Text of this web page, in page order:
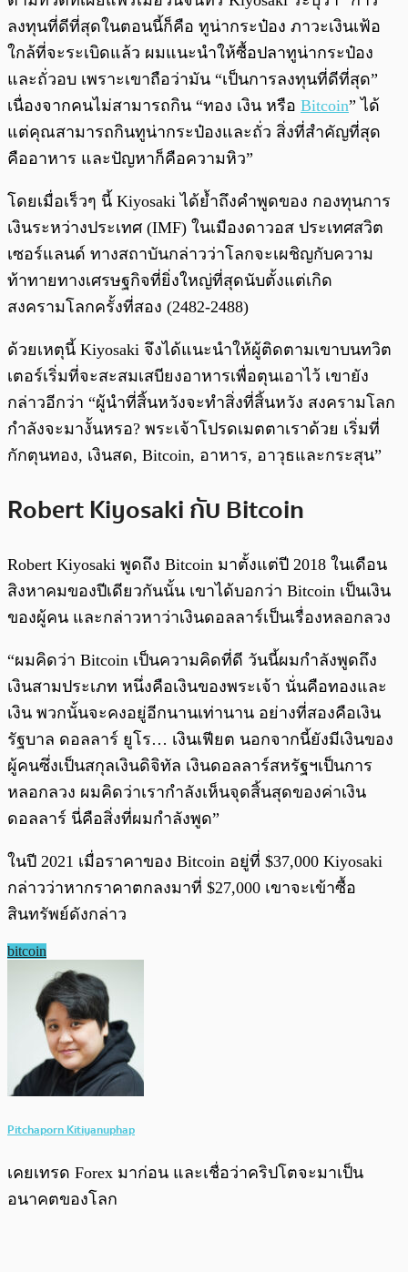
ลงทุนที่ดีที่สุดในตอนนี้ก็คือ ทูน่ากระป๋อง ภาวะเงินเฟ้อ
ใกล้ที่จะระเบิดแล้ว ผมแนะนำให้ซื้อปลาทูน่ากระป๋อง
และถั่วอบ เพราะเขาถือว่ามัน “เป็นการลงทุนที่ดีที่สุด”
เนื่องจากคนไม่สามารถกิน “ทอง เงิน หรือ Bitcoin” ได้
แต่คุณสามารถกินทูน่ากระป๋องและถั่ว สิ่งที่สำคัญที่สุด
คืออาหาร และปัญหาก็คือความหิว”
โดยเมื่อเร็วๆ นี้ Kiyosaki ได้ย้ำถึงคำพูดของ กองทุนการ
เงินระหว่างประเทศ (IMF) ในเมืองดาวอส ประเทศสวิต
เซอร์แลนด์ ทางสถาบันกล่าวว่าโลกจะเผชิญกับความ
ท้าทายทางเศรษฐกิจที่ยิ่งใหญ่ที่สุดนับตั้งแต่เกิด
สงครามโลกครั้งที่สอง (2482-2488)
ด้วยเหตุนี้ Kiyosaki จึงได้แนะนำให้ผู้ติดตามเขาบนทวิต
เตอร์เริ่มที่จะสะสมเสบียงอาหารเพื่อตุนเอาไว้ เขายัง
กล่าวอีกว่า “ผู้นำที่สิ้นหวังจะทำสิ่งที่สิ้นหวัง สงครามโลก
กำลังจะมางั้นหรอ? พระเจ้าโปรดเมตตาเราด้วย เริ่มที่
กักตุนทอง, เงินสด, Bitcoin, อาหาร, อาวุธและกระสุน”
Robert Kiyosaki กับ Bitcoin
Robert Kiyosaki พูดถึง Bitcoin มาตั้งแต่ปี 2018 ในเดือน
สิงหาคมของปีเดียวกันนั้น เขาได้บอกว่า Bitcoin เป็นเงิน
ของผู้คน และกล่าวหาว่าเงินดอลลาร์เป็นเรื่องหลอกลวง
“ผมคิดว่า Bitcoin เป็นความคิดที่ดี วันนี้ผมกำลังพูดถึง
เงินสามประเภท หนึ่งคือเงินของพระเจ้า นั่นคือทองและ
เงิน พวกนั้นจะคงอยู่อีกนานเท่านาน อย่างที่สองคือเงิน
รัฐบาล ดอลลาร์ ยูโร… เงินเฟียต นอกจากนี้ยังมีเงินของ
ผู้คนซึ่งเป็นสกุลเงินดิจิทัล เงินดอลลาร์สหรัฐฯเป็นการ
หลอกลวง ผมคิดว่าเรากำลังเห็นจุดสิ้นสุดของค่าเงิน
ดอลลาร์ นี่คือสิ่งที่ผมกำลังพูด”
ในปี 2021 เมื่อราคาของ Bitcoin อยู่ที่ $37,000 Kiyosaki
กล่าวว่าหากราคาตกลงมาที่ $27,000 เขาจะเข้าซื้อ
สินทรัพย์ดังกล่าว
bitcoin
Pitchaporn Kitiyanuphap
เคยเทรด Forex มาก่อน และเชื่อว่าคริปโตจะมาเป็น
อนาคตของโลก